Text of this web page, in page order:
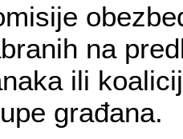
na
ili
građana.